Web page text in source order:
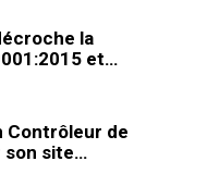
la
et…
Contrôleur de
son site…